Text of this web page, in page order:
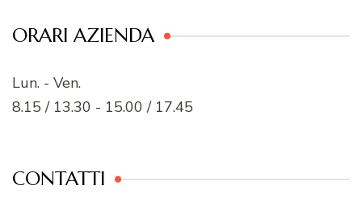
ORARI AZIENDA
Lun. - Ven.
8.15 / 13.30 - 15.00 / 17.45
CONTATTI